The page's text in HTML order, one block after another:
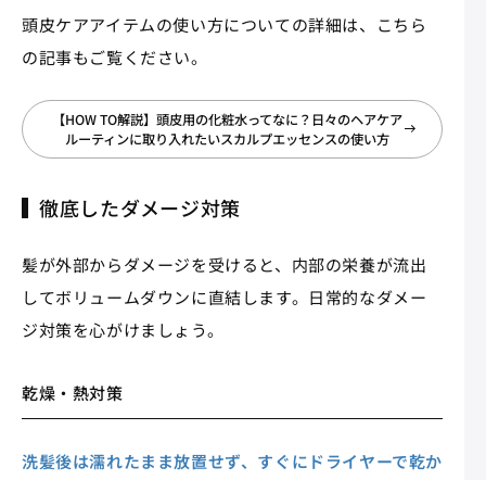
頭皮ケアアイテムの使い方についての詳細は、こちら
の記事もご覧ください。
【HOW TO解説】頭皮用の化粧水ってなに？日々のヘアケア
ルーティンに取り入れたいスカルプエッセンスの使い方
徹底したダメージ対策
髪が外部からダメージを受けると、内部の栄養が流出
してボリュームダウンに直結します。日常的なダメー
ジ対策を心がけましょう。
乾燥・熱対策
洗髪後は濡れたまま放置せず、すぐにドライヤーで乾か